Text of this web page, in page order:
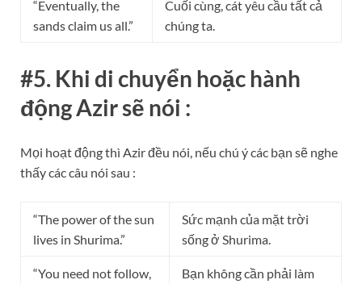
“Eventually, the
sands claim us all.”
Cuối cùng, cát yêu cầu tất cả
chúng ta.
#5. Khi di chuyển hoặc hành
động Azir sẽ nói :
Mọi hoạt động thì Azir đều nói, nếu chú ý các bạn sẽ nghe
thấy các câu nói sau :
“The power of the sun
lives in Shurima.”
Sức mạnh của mặt trời
sống ở Shurima.
“You need not follow,
Bạn không cần phải làm